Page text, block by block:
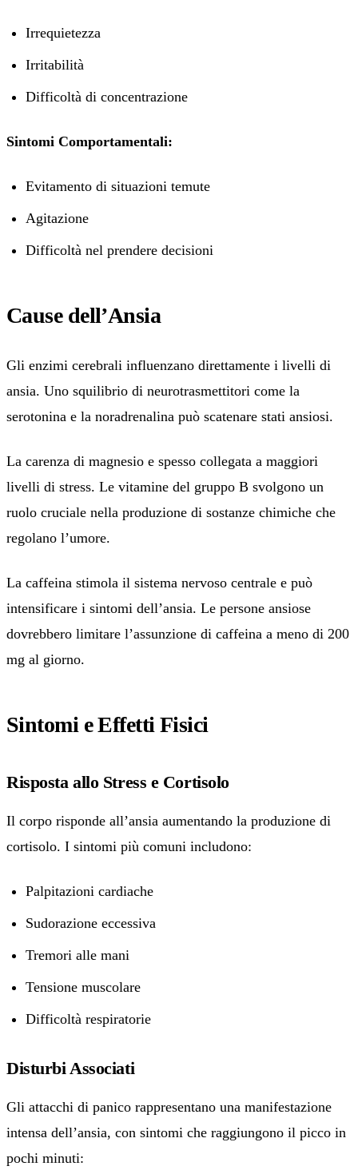
Irrequietezza
Irritabilità
Difficoltà di concentrazione
Sintomi Comportamentali:
Evitamento di situazioni temute
Agitazione
Difficoltà nel prendere decisioni
Cause dell’Ansia
Gli enzimi cerebrali influenzano direttamente i livelli di
ansia. Uno squilibrio di neurotrasmettitori come la
serotonina e la noradrenalina può scatenare stati ansiosi.
La carenza di magnesio e spesso collegata a maggiori
livelli di stress. Le vitamine del gruppo B svolgono un
ruolo cruciale nella produzione di sostanze chimiche che
regolano l’umore.
La caffeina stimola il sistema nervoso centrale e può
intensificare i sintomi dell’ansia. Le persone ansiose
dovrebbero limitare l’assunzione di caffeina a meno di 200
mg al giorno.
Sintomi e Effetti Fisici
Risposta allo Stress e Cortisolo
Il corpo risponde all’ansia aumentando la produzione di
cortisolo. I sintomi più comuni includono:
Palpitazioni cardiache
Sudorazione eccessiva
Tremori alle mani
Tensione muscolare
Difficoltà respiratorie
Disturbi Associati
Gli attacchi di panico rappresentano una manifestazione
intensa dell’ansia, con sintomi che raggiungono il picco in
pochi minuti: